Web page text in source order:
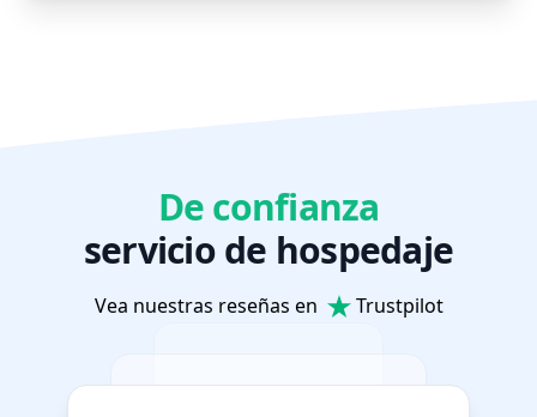
De confianza
servicio de hospedaje
Vea nuestras reseñas en Trustpilot